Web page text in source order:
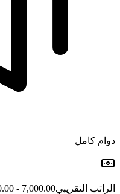
دوام كامل
الراتب التقريبي7,000.00 - 9,000.00 E£